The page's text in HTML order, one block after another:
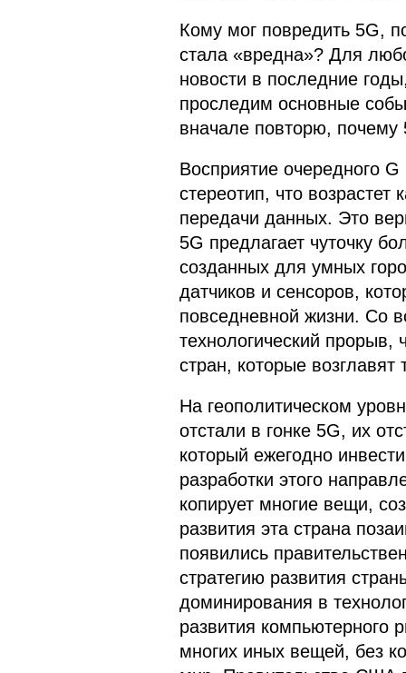
Кому мог повредить 5G,
стала «вредна»? Для
новости в последние
проследим основные
вначале повторю,
Восприятие очередного
стереотип, что возрастет
передачи данных. Это
5G предлагает чуточку
созданных для умных
датчиков и сенсоров,
повседневной жизни. Со
технологический прорыв,
стран, которые возглавят
На геополитическом
отстали в гонке 5G, их
который ежегодно
разработки этого
копирует многие вещи,
развития эта страна
появились
стратегию развития
доминирования в
развития компьютерного
многих иных вещей, без